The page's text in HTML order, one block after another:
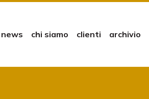
news chi siamo clienti archivio